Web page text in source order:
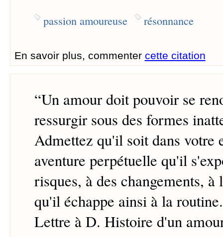
passion amoureuse résonnance
En savoir plus, commenter cette citation
“Un amour doit pouvoir se
ressurgir sous des formes
Admettez qu'il soit dans votre
aventure perpétuelle qu'il
risques, à des changements,
qu'il échappe ainsi à la routine.
Lettre à D. Histoire d'un